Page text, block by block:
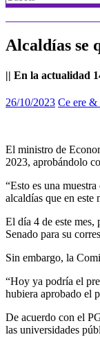
Alcaldías se
|| En la actualidad
26/10/2023 Ce ere &
El ministro de
2023, aprobándolo
“Esto es una
alcaldías que en este
El día 4 de este
Senado para su
Sin embargo, la
“Hoy ya podría el
hubiera aprobado el
De acuerdo con el
las universidades